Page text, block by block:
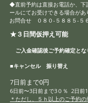
◆直前予約は直接お電話か、下
ールにてお受けできる場合があ
お問合せ ０８０-５８８５-５
★３日間仮押え可能
ご入金確認後ご予約確定とな
■キャンセル 振り替え
7日前まで0円
6日前〜3日前まで3０％ 2日前
＊ただし、５ｈ以上のご予約